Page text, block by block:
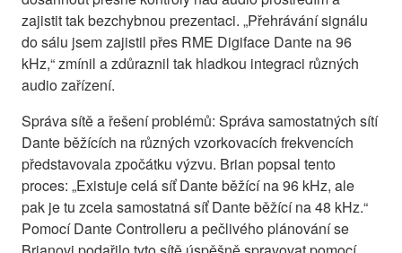
zajistit tak bezchybnou prezentaci. „Přehrávání signálu
do sálu jsem zajistil přes RME Digiface Dante na 96
kHz,“ zmínil a zdůraznil tak hladkou integraci různých
audio zařízení.
Správa sítě a řešení problémů: Správa samostatných sítí
Dante běžících na různých vzorkovacích frekvencích
představovala zpočátku výzvu. Brian popsal tento
proces: „Existuje celá síť Dante běžící na 96 kHz, ale
pak je tu zcela samostatná síť Dante běžící na 48 kHz.“
Pomocí Dante Controlleru a pečlivého plánování se